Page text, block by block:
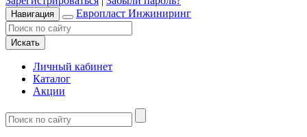
Навигация Европласт Инжиниринг
Искать
Личный кабинет
Каталог
Акции